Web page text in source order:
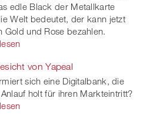
edle Black der Metallkarte
Welt bedeutet, der kann jetzt
Gold und Rose bezahlen.
von Yapeal
sich eine Digitalbank, die
holt für ihren Markteintritt?